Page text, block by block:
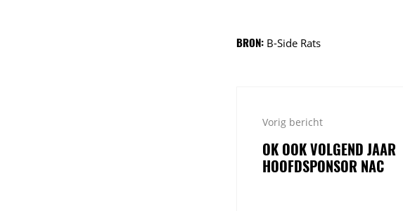
BRON: B-Side Rats
Vorig bericht
OK OOK VOLGEND JAAR
HOOFDSPONSOR NAC